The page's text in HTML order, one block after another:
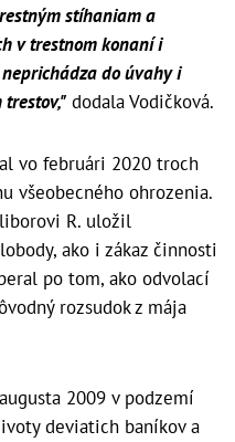
stíhaniam a
v trestnom konaní i
do úvahy i
dodala Vodičková.
vo februári 2020 troch
všeobecného ohrozenia.
R. uložil
ako i zákaz činnosti
po tom, ako odvolací
rozsudok z mája
2009 v podzemí
deviatich baníkov a